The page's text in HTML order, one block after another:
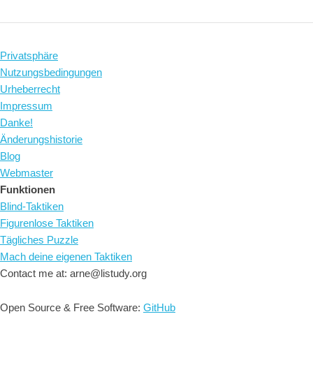
Privatsphäre
Nutzungsbedingungen
Urheberrecht
Impressum
Danke!
Änderungshistorie
Blog
Webmaster
Funktionen
Blind-Taktiken
Figurenlose Taktiken
Tägliches Puzzle
Mach deine eigenen Taktiken
Contact me at: arne@listudy.org
Open Source & Free Software: GitHub